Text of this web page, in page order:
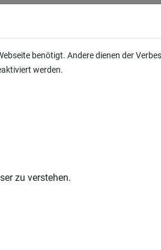
benötigt. Andere dienen der
werden.
zu verstehen.